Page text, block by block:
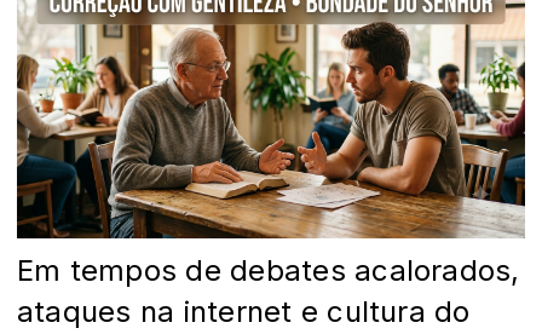
Em tempos de debates acalorados,
ataques na internet e cultura do